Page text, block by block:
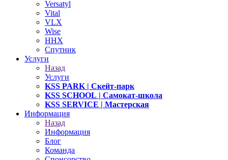
Versatyl
Vital
VLX
Wise
ННХ
Спутник
Услуги
Назад
Услуги
KSS PARK | Скейт-парк
KSS SCHOOL | Самокат-школа
KSS SERVICE | Мастерская
Информация
Назад
Информация
Блог
Команда